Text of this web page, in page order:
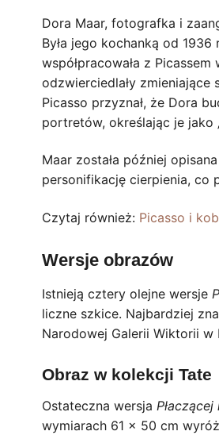
Dora Maar, fotografka i
Była jego kochanką od
współpracowała z
odzwierciedlały zmieniające
Picasso przyznał, że Dora
portretów, określając je jako
Maar została później
personifikację cierpienia, co
Czytaj również: Picasso i
Wersje obrazów
Istnieją cztery olejne wersje
liczne szkice. Najbardziej
Narodowej Galerii Wiktorii w
Obraz w kolekcji Tate
Ostateczna wersja
wymiarach 61 x 50 cm